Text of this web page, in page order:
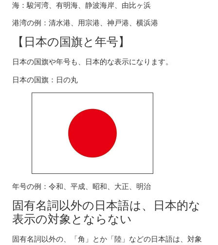
海：駿河湾、有明海、静波海岸、由比ヶ浜
港湾の例：清水港、用宗港、神戸港、横浜港
【日本の国旗と年号】
日本の国旗や年号も、日本的な表示になります。
日本の国旗：日の丸
年号の例：令和、平成、昭和、大正、明治
固有名詞以外の日本語は、日本的な
表示の対象とならない
固有名詞以外の、「角」とか「陸」などの日本語は、対象